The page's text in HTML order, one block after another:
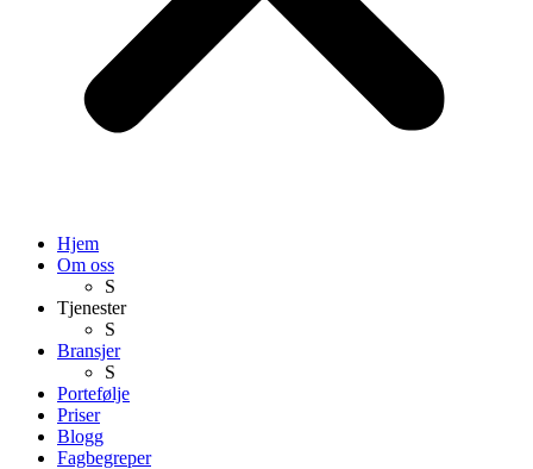
Hjem
Om oss
S
Tjenester
S
Bransjer
S
Portefølje
Priser
Blogg
Fagbegreper